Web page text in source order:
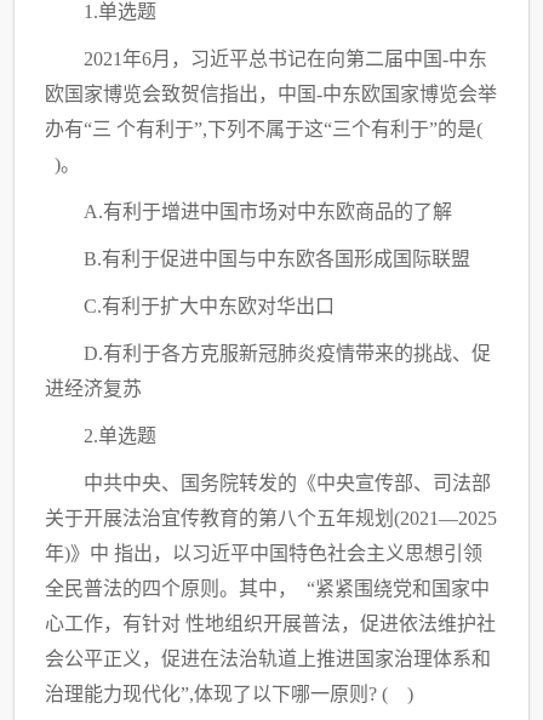
1.单选题
2021年6月，习近平总书记在向第二届中国-中东
欧国家博览会致贺信指出，中国-中东欧国家博览会举
办有“三 个有利于”,下列不属于这“三个有利于”的是(
)。
A.有利于增进中国市场对中东欧商品的了解
B.有利于促进中国与中东欧各国形成国际联盟
C.有利于扩大中东欧对华出口
D.有利于各方克服新冠肺炎疫情带来的挑战、促
进经济复苏
2.单选题
中共中央、国务院转发的《中央宣传部、司法部
关于开展法治宜传教育的第八个五年规划(2021—2025
年)》中 指出，以习近平中国特色社会主义思想引领
全民普法的四个原则。其中， “紧紧围绕党和国家中
心工作，有针对 性地组织开展普法，促进依法维护社
会公平正义，促进在法治轨道上推进国家治理体系和
治理能力现代化”,体现了以下哪一原则? ( )